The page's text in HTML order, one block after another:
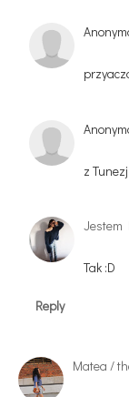
z
Jestem
Tak :D
Reply
Matea /